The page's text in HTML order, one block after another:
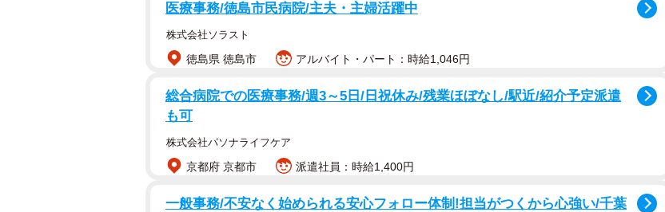
物色しているムキムキ猫さん…いったい何をしてる！？（飼い主さん提供、Instagramよりキャプチャ撮影）
「つなちゃんのムキムキさが伝わるかなぁ」
そんなコメントとともに投稿された1本の動画が、Instagramで94万回以上再生され、猫好き
たちの笑いをさらっている。
映っているのは、元保護猫のシャムトラ男子・つなちゃん（3歳）。立ち上がって棚の中を
医療事務/徳島市民病院/主夫・主婦活躍中
株式会社ソラスト
徳島県 徳島市 アルバイト・パート：時給1,046円
総合病院での医療事務/週3～5日/日祝休み/残業ほぼなし/駅近/紹介予定派遣
も可
株式会社パソナライフケア
京都府 京都市 派遣社員：時給1,400円
一般事務/不安なく始められる安心フォロー体制!担当がつくから心強い/千葉